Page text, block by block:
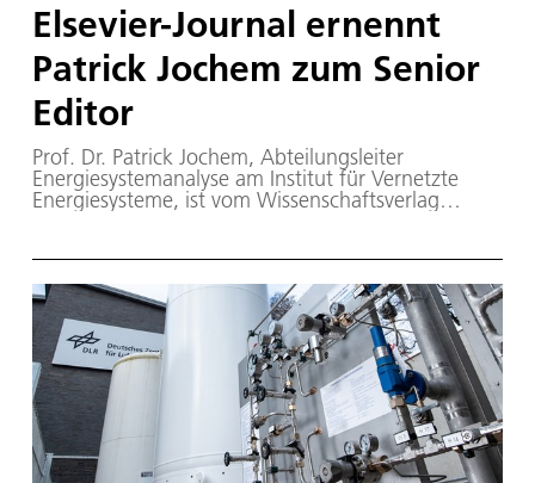
Elsevier-Journal ernennt
Patrick Jochem zum Senior
Editor
Prof. Dr. Patrick Jochem, Abteilungsleiter
Energiesystemanalyse am Institut für Vernetzte
Energiesysteme, ist vom Wissenschaftsverlag